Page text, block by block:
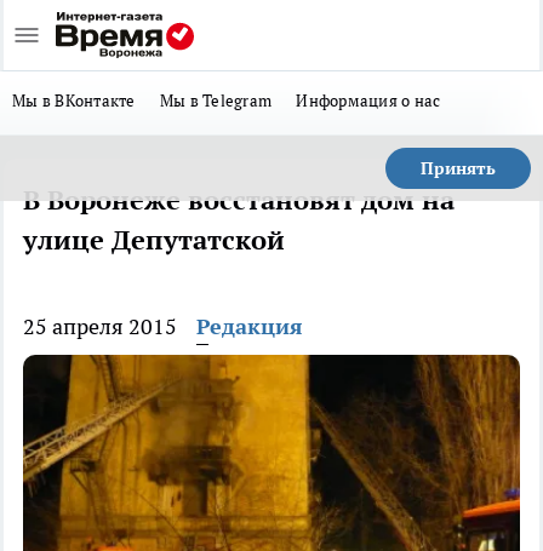
Мы в ВКонтакте Мы в Telegram Информация о нас
Принять
В Воронеже восстановят дом на
улице Депутатской
25 апреля 2015 Редакция